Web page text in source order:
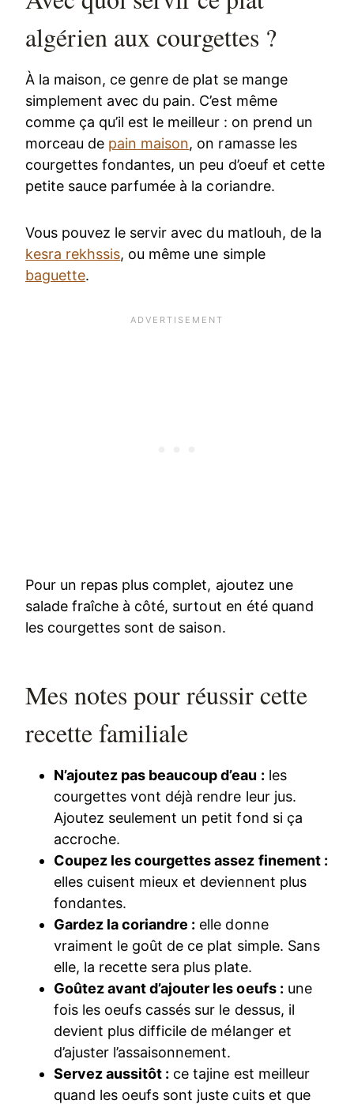
algérien aux courgettes ?
À la maison, ce genre de plat se mange
simplement avec du pain. C’est même
comme ça qu’il est le meilleur : on prend un
morceau de pain maison, on ramasse les
courgettes fondantes, un peu d’oeuf et cette
petite sauce parfumée à la coriandre.
Vous pouvez le servir avec du matlouh, de la
kesra rekhssis, ou même une simple
baguette.
Pour un repas plus complet, ajoutez une
salade fraîche à côté, surtout en été quand
les courgettes sont de saison.
Mes notes pour réussir cette
recette familiale
N’ajoutez pas beaucoup d’eau : les
courgettes vont déjà rendre leur jus.
Ajoutez seulement un petit fond si ça
accroche.
Coupez les courgettes assez finement :
elles cuisent mieux et deviennent plus
fondantes.
Gardez la coriandre : elle donne
vraiment le goût de ce plat simple. Sans
elle, la recette sera plus plate.
Goûtez avant d’ajouter les oeufs : une
fois les oeufs cassés sur le dessus, il
devient plus difficile de mélanger et
d’ajuster l’assaisonnement.
Servez aussitôt : ce tajine est meilleur
quand les oeufs sont juste cuits et que